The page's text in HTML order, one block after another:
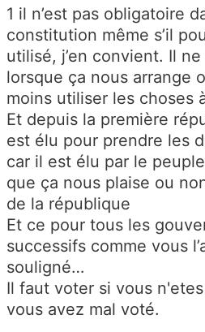
1 il n’est pas obligatoire
constitution même s’il
utilisé, j’en convient. Il
lorsque ça nous arrange
moins utiliser les choses
Et depuis la première
est élu pour prendre les
car il est élu par le
que ça nous plaise ou
de la république
Et ce pour tous les
successifs comme vous
souligné…
Il faut voter si vous
vous avez mal voté.